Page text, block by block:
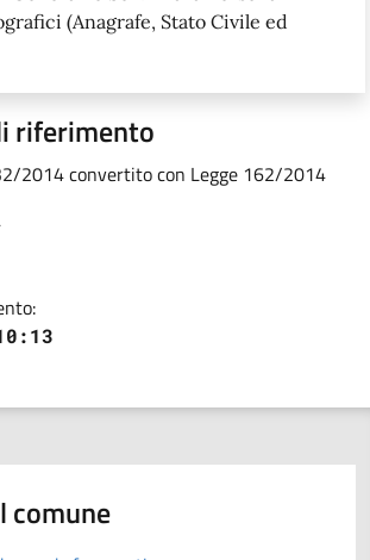
(Anagrafe, Stato Civile ed
riferimento
2014 convertito con Legge 162/2014
comune